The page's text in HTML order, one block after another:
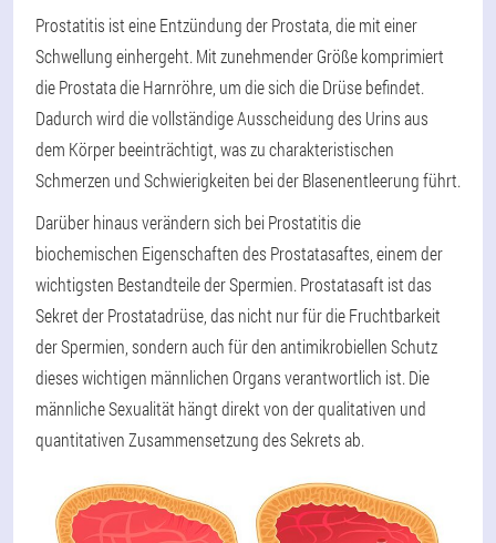
Prostatitis ist eine Entzündung der Prostata, die mit einer
Schwellung einhergeht. Mit zunehmender Größe komprimiert
die Prostata die Harnröhre, um die sich die Drüse befindet.
Dadurch wird die vollständige Ausscheidung des Urins aus
dem Körper beeinträchtigt, was zu charakteristischen
Schmerzen und Schwierigkeiten bei der Blasenentleerung führt.
Darüber hinaus verändern sich bei Prostatitis die
biochemischen Eigenschaften des Prostatasaftes, einem der
wichtigsten Bestandteile der Spermien. Prostatasaft ist das
Sekret der Prostatadrüse, das nicht nur für die Fruchtbarkeit
der Spermien, sondern auch für den antimikrobiellen Schutz
dieses wichtigen männlichen Organs verantwortlich ist. Die
männliche Sexualität hängt direkt von der qualitativen und
quantitativen Zusammensetzung des Sekrets ab.